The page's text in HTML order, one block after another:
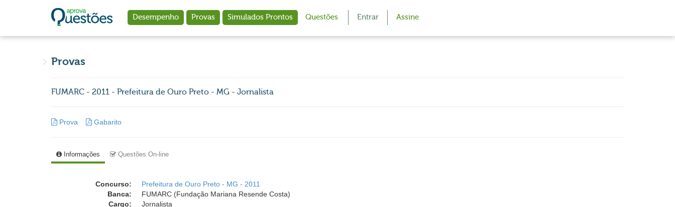
Desempenho Provas Simulados Prontos Questões Entrar Assine
Provas
FUMARC - 2011 - Prefeitura de Ouro Preto - MG - Jornalista
Prova Gabarito
Informações Questões On-line
Concurso:
Prefeitura de Ouro Preto - MG - 2011
Banca:
FUMARC (Fundação Mariana Resende Costa)
Cargo:
Jornalista